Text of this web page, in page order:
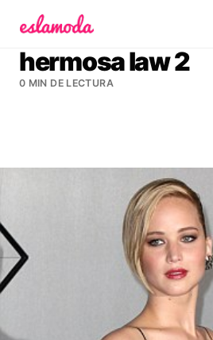
hermosa law 2
0 MIN DE LECTURA